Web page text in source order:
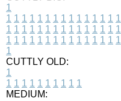
1
1 1 1 1 1 1 1 1 1 1 1 1 1 1 1
1 1 1 1 1 1 1 1 1 1 1 1 1 1 1
1 1 1 1 1 1 1 1 1 1 1 1 1 1 1
1
CUTTLY OLD:
1
1 1 1 1 1 1 1 1 1 1
MEDIUM: